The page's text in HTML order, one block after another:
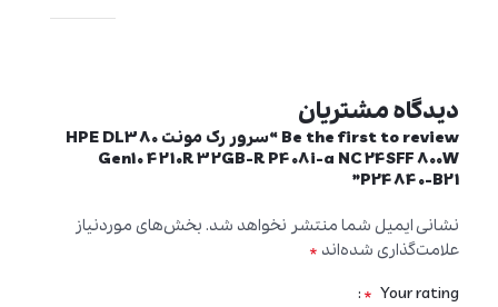
دیدگاه مشتریان
Be the first to review “سرور رک مونت HPE DL380
Gen10 4210R 32GB-R P408i-a NC 24SFF 800W
P24840-B21”
نشانی ایمیل شما منتشر نخواهد شد. بخش‌های موردنیاز
علامت‌گذاری شده‌اند *
Your rating
*